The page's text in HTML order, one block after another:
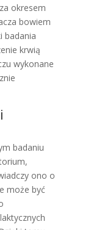
okresem
bowiem
badania
krwią
wykonane
badaniu
ono o
może być